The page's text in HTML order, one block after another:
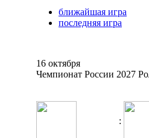
ближайшая игра
последняя игра
16 октября
Чемпионат России 2027
: